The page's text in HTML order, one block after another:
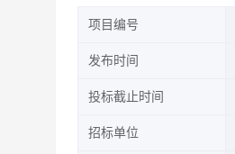
项目编号
发布时间
投标截止时间
招标单位